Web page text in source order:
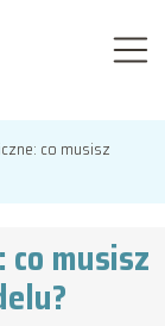
co musisz
musisz